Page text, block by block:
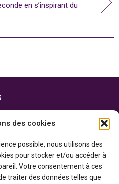
des cookies
possible, nous utilisons des
pour stocker et/ou accéder à
Votre consentement à ces
traiter des données telles que
en s’inspirant du
soutien financier du gouvernement de
par l’entremise du ministère du